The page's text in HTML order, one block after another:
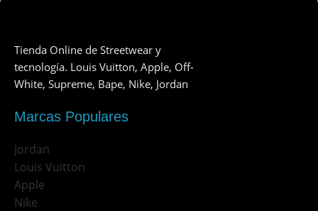
Tienda Online de Streetwear y
tecnología. Louis Vuitton, Apple, Off-
White, Supreme, Bape, Nike, Jordan
Marcas Populares
Jordan
Louis Vuitton
Apple
Nike